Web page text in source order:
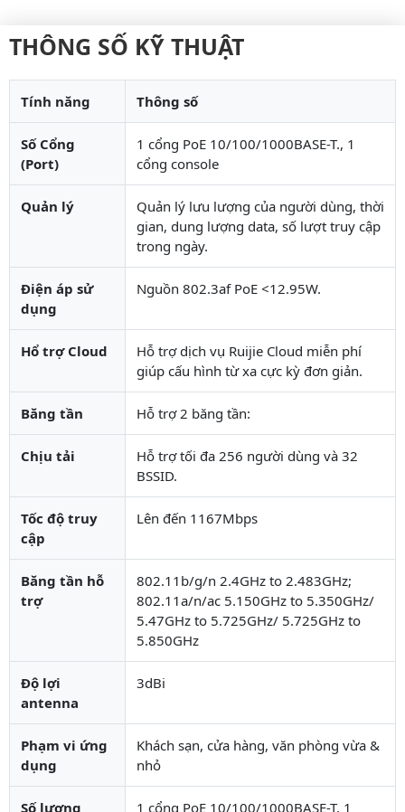
THÔNG SỐ KỸ THUẬT
Tính năng Thông số
Số Cổng
(Port)
1 cổng PoE 10/100/1000BASE-T., 1
cổng console
Quản lý
Quản lý lưu lượng của người dùng, thời
gian, dung lượng data, số lượt truy cập
trong ngày.
Điện áp sử
dụng
Nguồn 802.3af PoE <12.95W.
Hổ trợ Cloud
Hỗ trợ dịch vụ Ruijie Cloud miễn phí
giúp cấu hình từ xa cực kỳ đơn giản.
Băng tần Hỗ trợ 2 băng tần:
Chịu tải
Hỗ trợ tối đa 256 người dùng và 32
BSSID.
Tốc độ truy
cập
Lên đến 1167Mbps
Băng tần hỗ
trợ
802.11b/g/n 2.4GHz to 2.483GHz;
802.11a/n/ac 5.150GHz to 5.350GHz/
5.47GHz to 5.725GHz/ 5.725GHz to
5.850GHz
Độ lợi
antenna
3dBi
Phạm vi ứng
dụng
Khách sạn, cửa hàng, văn phòng vừa &
nhỏ
Số lượng 1 cổng PoE 10/100/1000BASE-T, 1